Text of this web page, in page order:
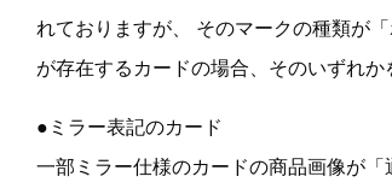
れておりますが、 そのマークの種類が
が存在するカードの場合、そのいずれか
●ミラー表記のカード
一部ミラー仕様のカードの商品画像が